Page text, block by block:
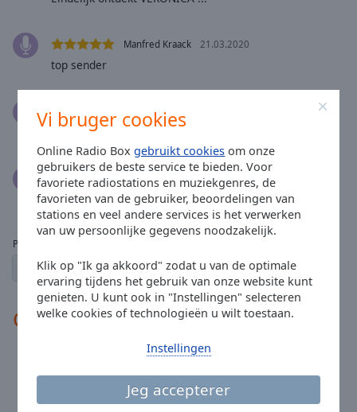
Vi bruger cookies
Online Radio Boxgebruikt cookies om onze
gebruikers de beste service te bieden. Voor
favoriete radiostations en muziekgenres, de
favorieten van de gebruiker, beoordelingen van
stations en veel andere services is het verwerken
van uw persoonlijke gegevens noodzakelijk.
Klik op "Ik ga akkoord" zodat u van de optimale
ervaring tijdens het gebruik van onze website kunt
genieten. U kunt ook in "Instellingen" selecteren
welke cookies of technologieën u wilt toestaan.
Jeg accepterer
Instellingen
Modal
Dialog
dialog
window.
Manfred Kraack 21.03.2020
top sender
Ad Burgers
Groots in nostalgie .
Gerard Agricola 01.06.2019
Gewldig
Pagina’s:
2 ← vorige volgende →
Contacten
www.192radio.nl
Email:
info@norderney192.nl
Facebook: @192Goedidee